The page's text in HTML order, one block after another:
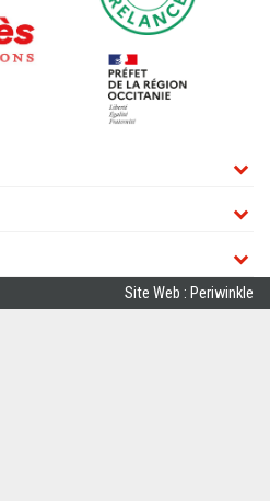
Site Web : Periwinkle